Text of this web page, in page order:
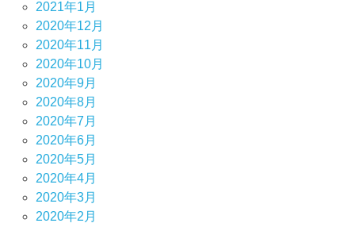
2021年1月
2020年12月
2020年11月
2020年10月
2020年9月
2020年8月
2020年7月
2020年6月
2020年5月
2020年4月
2020年3月
2020年2月